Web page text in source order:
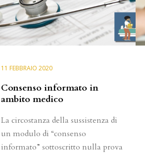
11 FEBBRAIO 2020
Consenso informato in
ambito medico
La circostanza della sussistenza di
un modulo di “consenso
informato” sottoscritto nulla prova